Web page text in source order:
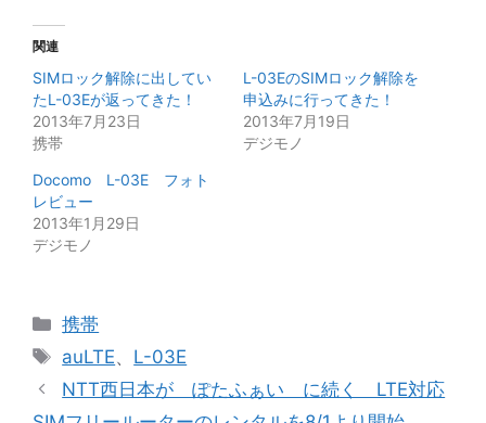
関連
SIMロック解除に出してい
たL-03Eが返ってきた！
2013年7月23日
携帯
L-03EのSIMロック解除を
申込みに行ってきた！
2013年7月19日
デジモノ
Docomo L-03E フォト
レビュー
2013年1月29日
デジモノ
カ
テ
リ
携帯
タ
グ
auLTE、 L-03E
NTT西日本が ぽたふぁい に続く LTE対応